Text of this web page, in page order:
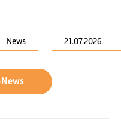
News 21.07.2026